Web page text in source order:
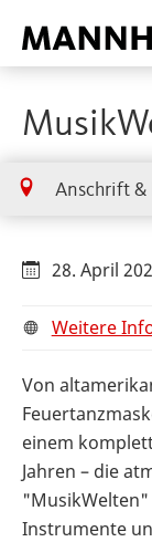
Anschrift &
28. April
Weitere
Von
einem
Jahren – die
Instrumente